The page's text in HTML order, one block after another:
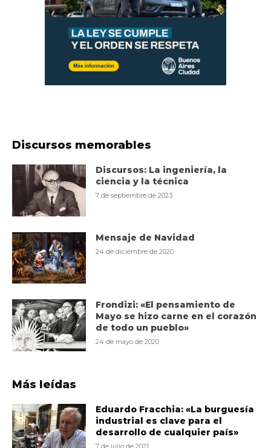
Discursos memorables
Discursos: La ingeniería, la
ciencia y la técnica
7 de septiembre de 2023
Mensaje de Navidad
24 de diciembre de 2020
Frondizi: «El pensamiento de
Mayo se hizo carne en el corazón
de todo un pueblo»
24 de mayo de 2020
Más leídas
Eduardo Fracchia: «La burguesía
industrial es clave para el
desarrollo de cualquier país»
7 de julio de 2021